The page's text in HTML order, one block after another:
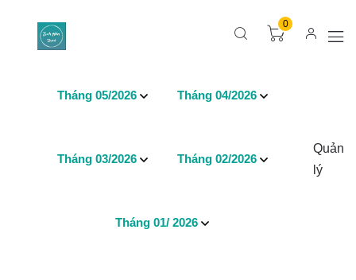
0
Tháng 05/2026 Tháng 04/2026
Tháng 03/2026 Tháng 02/2026
Tháng 01/ 2026
Quản
lý